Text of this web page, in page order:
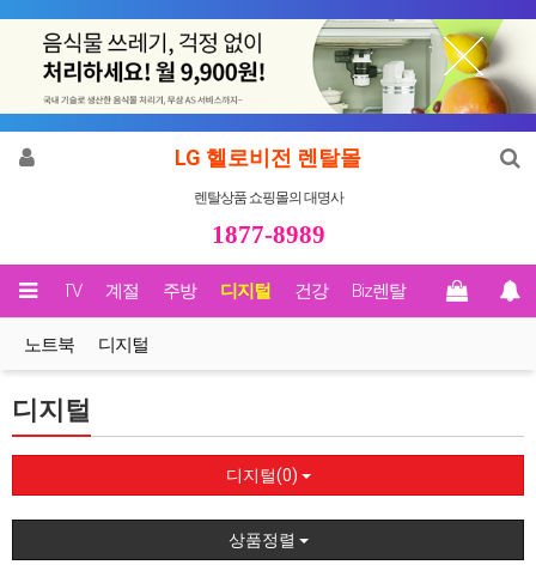
LG 헬로비전 렌탈몰
렌탈상품 쇼핑몰의 대명사
1877-8989
영상/TV 계절 주방 디지털 건강 Biz렌탈
노트북 디지털
디지털
디지털(0)
상품정렬